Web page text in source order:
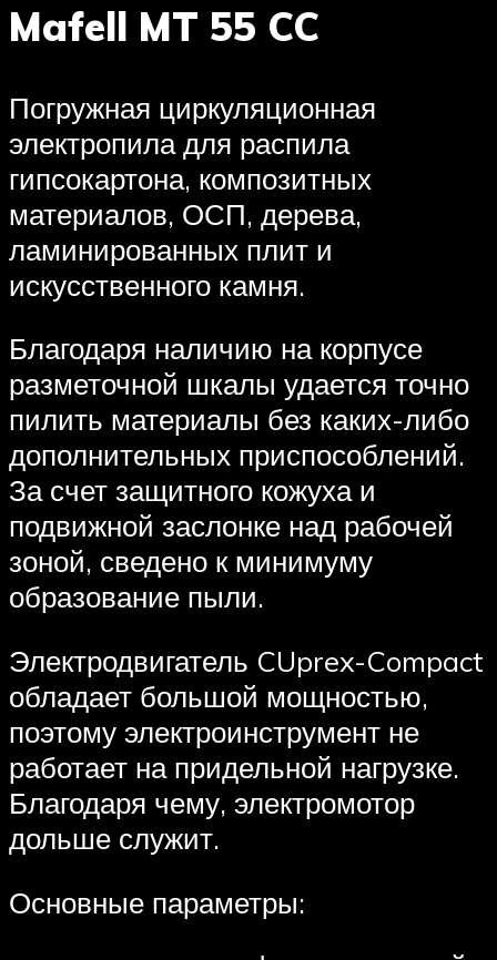
Mafell MT 55 CC
Погружная циркуляционная
электропила для распила
гипсокартона, композитных
материалов, ОСП, дерева,
ламинированных плит и
искусственного камня.
Благодаря наличию на корпусе
разметочной шкалы удается точно
пилить материалы без каких-либо
дополнительных приспособлений.
За счет защитного кожуха и
подвижной заслонке над рабочей
зоной, сведено к минимуму
образование пыли.
Электродвигатель CUprex-Compact
обладает большой мощностью,
поэтому электроинструмент не
работает на придельной нагрузке.
Благодаря чему, электромотор
дольше служит.
Основные параметры: